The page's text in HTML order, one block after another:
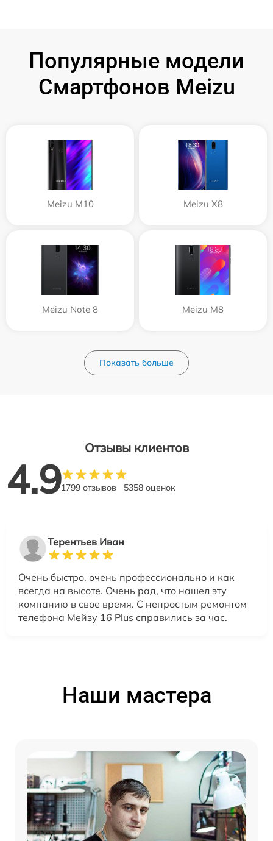
Популярные модели
Смартфонов Meizu
Meizu M10 Meizu X8
Meizu Note 8 Meizu M8
Показать больше
Отзывы клиентов
4.91799 отзывов 5358 оценок
Терентьев Иван
Очень быстро, очень профессионально и как
всегда на высоте. Очень рад, что нашел эту
компанию в свое время. С непростым ремонтом
телефона Мейзу 16 Plus справились за час.
Наши мастера